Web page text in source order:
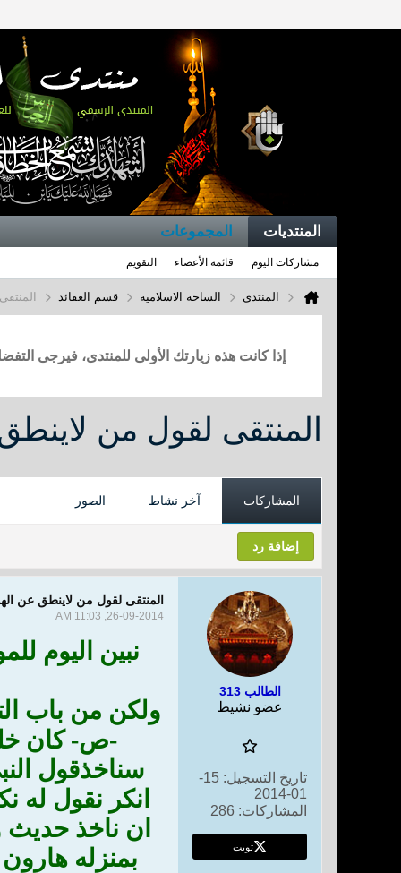
المنتديات المجموعات
مشاركات اليوم قائمة الأعضاء التقويم
المنتدى الساحة الاسلامية قسم العقائد
إذا كانت هذه زيارتك الأولى للمنتدى، فيرجى
المنتقى لقول من
المشاركات آخر نشاط الصور
إضافة رد
الطالب 313
عضو نشيط
تاريخ التسجيل:
15-
01-2014
المشاركات: 286
تويت
المنتقى لقول من لاينطق عن
26-09-2014, 11:03 AM
نبين اليوم
ولكن من باب
-ص- كان
سناخذقول
انكر نقول له
ان ناخذ حديث
بمنزله